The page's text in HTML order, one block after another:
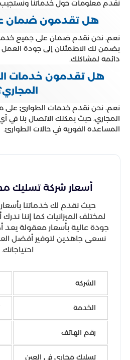
نقدم معلومات حول خدماتنا ونستجيب
هل تقدمون ضمان
نعم، نحن نقدم ضمان على جميع
يضمن لك الاطمئنان إلى جودة العمل
دائمة لمشاكلك.
هل تقدمون خدمات
نعم، نحن نقدم خدمات الطوارئ على
المجاري، حيث يمكنك الاتصال بنا
المساعدة الفورية في حالات الطوارئ.
أسعار شركة تسليك
حيث نقدم لك خدماتنا
لمختلف الميزانيات كما إننا
جودة عالية بأسعار معقولة يعد
نسعى جاهدين لتوفير أفضل
احتياجاتك.
الشركة
الخدمة
رقم الهاتف
تسليك مجاري في العين